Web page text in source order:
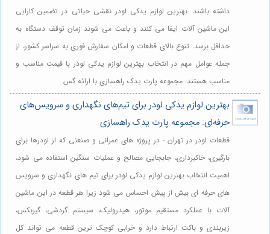
داشته باشند. بهترین لوازم یدکی لودر نقشی حیاتی در تضمین کارایی
این ماشین آلات ایفا می کنند و باعث می شوند زمان توقف دستگاه به
حداقل برسد. تنوع بالای قطعات و امکان سفارش فوری به سراسر کشور، از
جمله عوامل مهم در انتخاب بهترین لوازم یدکی لودر با قیمت مناسب و
مناسب هستند. مجموعه پارت یدک راهسازی با ارائه گس
بهترین لوازم یدکی لودر برای تیم‌های نگهداری و سرویس‌های
حرفه‌ای: مجموعه پارت یدک راهسازی
قطعات لودر در تهران - در پروژه های عمرانی و صنعتی که از لودرها برای
بارگیری، خاکبرداری، جابجایی مصالح و عملیات سنگین استفاده می شود،
اهمیت انتخاب بهترین لوازم یدکی لودر برای تیم های نگهداری و سرویس
های حرفه ای بیش از پیش احساس می شود زیرا هر قطعه در این ماشین
آلات با عملکرد مستقیم موتور، هیدرولیک، سیستم گردشی، گیربکس،
زیربندی و باکت ارتباط دارد و خرابی کوچک ترین قطعه می تواند کل